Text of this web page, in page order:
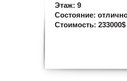
Этаж: 9
Состояние:
Стоимость: 233000$